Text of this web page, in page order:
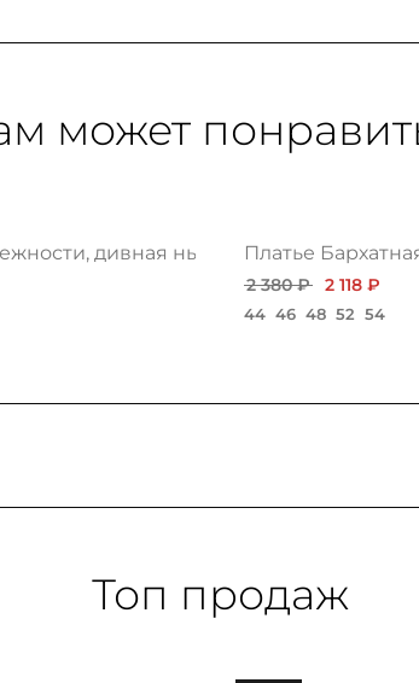
может
дивная нью
Платье
2 380 ₽ 2 118 ₽
44 46 48 52 54
Топ продаж